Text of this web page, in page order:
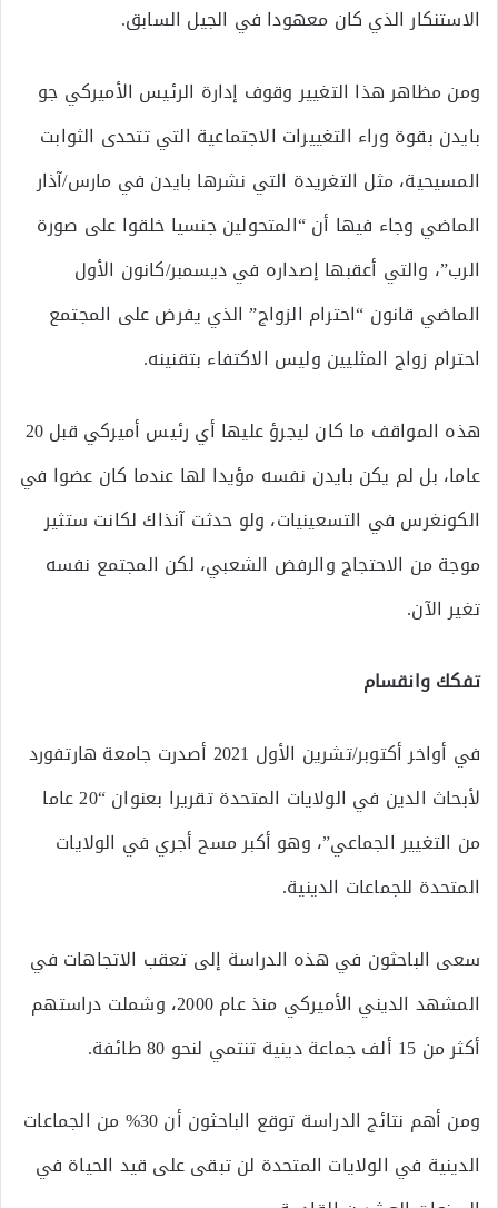
الاستنكار الذي كان معهودا في الجيل السابق.
ومن مظاهر هذا التغيير وقوف إدارة الرئيس الأميركي جو
بايدن بقوة وراء التغييرات الاجتماعية التي تتحدى الثوابت
المسيحية، مثل التغريدة التي نشرها بايدن في مارس/آذار
الماضي وجاء فيها أن “المتحولين جنسيا خلقوا على صورة
الرب”، والتي أعقبها إصداره في ديسمبر/كانون الأول
الماضي قانون “احترام الزواج” الذي يفرض على المجتمع
احترام زواج المثليين وليس الاكتفاء بتقنينه.
هذه المواقف ما كان ليجرؤ عليها أي رئيس أميركي قبل 20
عاما، بل لم يكن بايدن نفسه مؤيدا لها عندما كان عضوا في
الكونغرس في التسعينيات، ولو حدثت آنذاك لكانت ستثير
موجة من الاحتجاج والرفض الشعبي، لكن المجتمع نفسه
تغير الآن.
تفكك وانقسام
في أواخر أكتوبر/تشرين الأول 2021 أصدرت جامعة هارتفورد
لأبحاث الدين في الولايات المتحدة تقريرا بعنوان “20 عاما
من التغيير الجماعي”، وهو أكبر مسح أجري في الولايات
المتحدة للجماعات الدينية.
سعى الباحثون في هذه الدراسة إلى تعقب الاتجاهات في
المشهد الديني الأميركي منذ عام 2000، وشملت دراستهم
أكثر من 15 ألف جماعة دينية تنتمي لنحو 80 طائفة.
ومن أهم نتائج الدراسة توقع الباحثون أن 30% من الجماعات
الدينية في الولايات المتحدة لن تبقى على قيد الحياة في